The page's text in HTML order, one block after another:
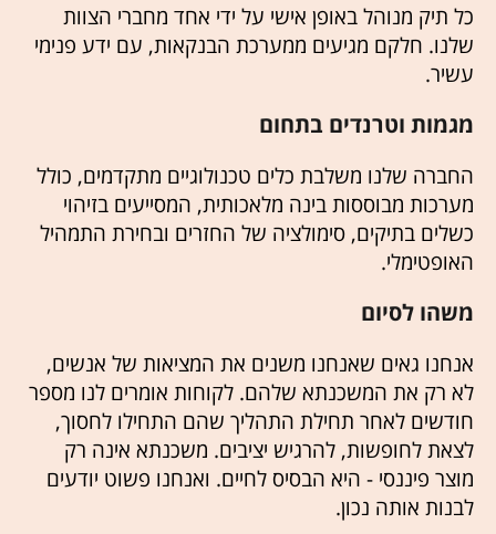
כל תיק מנוהל באופן אישי על ידי אחד מחברי הצוות
שלנו. חלקם מגיעים ממערכת הבנקאות, עם ידע פנימי
עשיר.
מגמות וטרנדים בתחום
החברה שלנו משלבת כלים טכנולוגיים מתקדמים, כולל
מערכות מבוססות בינה מלאכותית, המסייעים בזיהוי
כשלים בתיקים, סימולציה של החזרים ובחירת התמהיל
האופטימלי.
משהו לסיום
אנחנו גאים שאנחנו משנים את המציאות של אנשים,
לא רק את המשכנתא שלהם. לקוחות אומרים לנו מספר
חודשים לאחר תחילת התהליך שהם התחילו לחסוך,
לצאת לחופשות, להרגיש יציבים. משכנתא אינה רק
מוצר פיננסי - היא הבסיס לחיים. ואנחנו פשוט יודעים
לבנות אותה נכון.